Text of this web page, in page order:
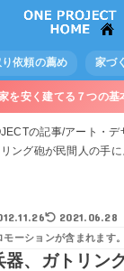
り依頼の薦め 家づ
を安く建てる７つの基
の記事 アート・デ
ング砲が民間人の手
2021.06.28
ーションが含まれます。
器、ガトリン